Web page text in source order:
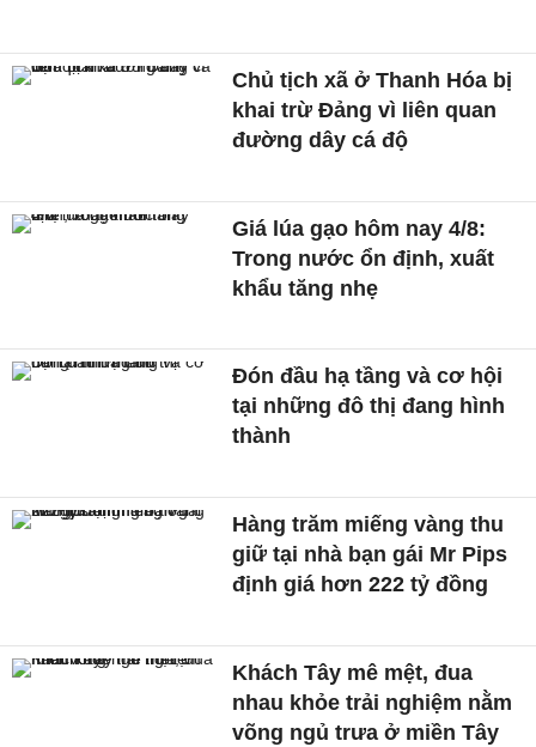
Chủ tịch xã ở Thanh Hóa bị
khai trừ Đảng vì liên quan
đường dây cá độ
Giá lúa gạo hôm nay 4/8:
Trong nước ổn định, xuất
khẩu tăng nhẹ
Đón đầu hạ tầng và cơ hội
tại những đô thị đang hình
thành
Hàng trăm miếng vàng thu
giữ tại nhà bạn gái Mr Pips
định giá hơn 222 tỷ đồng
Khách Tây mê mệt, đua
nhau khỏe trải nghiệm nằm
võng ngủ trưa ở miền Tây